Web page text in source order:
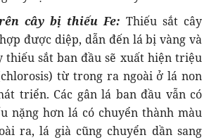
cây bị thiếu Fe: Thiếu sắt cây
được diệp, dẫn đến lá bị vàng và
thiếu sắt ban đầu sẽ xuất hiện triệu
từ trong ra ngoài ở lá non
triển. Các gân lá ban đầu vẫn có
nặng hơn lá có chuyển thành màu
ra, lá già cũng chuyển dần sang